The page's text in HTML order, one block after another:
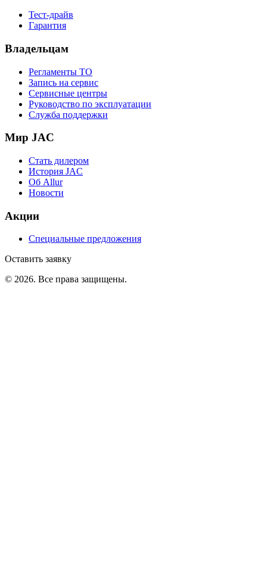
Тест-драйв
Гарантия
Владельцам
Регламенты ТО
Запись на сервис
Сервисные центры
Руководство по эксплуатации
Служба поддержки
Мир JAC
Стать дилером
История JAC
Об Allur
Новости
Акции
Специальные предложения
Оставить заявку
© 2026. Все права защищены.